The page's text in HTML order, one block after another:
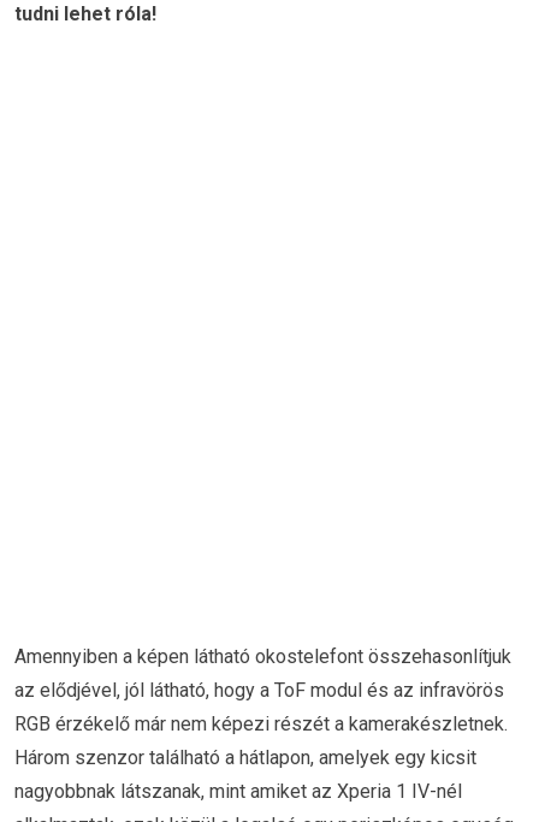
tudni lehet róla!
Amennyiben a képen látható okostelefont összehasonlítjuk
az elődjével, jól látható, hogy a ToF modul és az infravörös
RGB érzékelő már nem képezi részét a kamerakészletnek.
Három szenzor található a hátlapon, amelyek egy kicsit
nagyobbnak látszanak, mint amiket az Xperia 1 IV-nél